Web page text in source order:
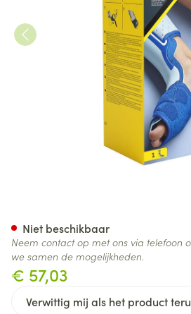
€ 57,03
Verwittig mij als het product
Niet beschikbaar
Neem contact op met ons via telefoon
we samen de mogelijkheden.